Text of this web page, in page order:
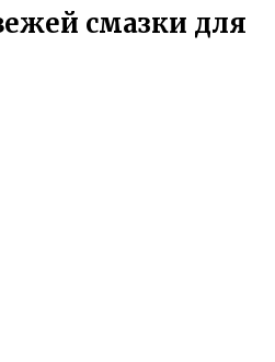
смазки для